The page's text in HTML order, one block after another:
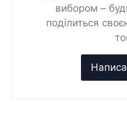
вибором –
поділиться